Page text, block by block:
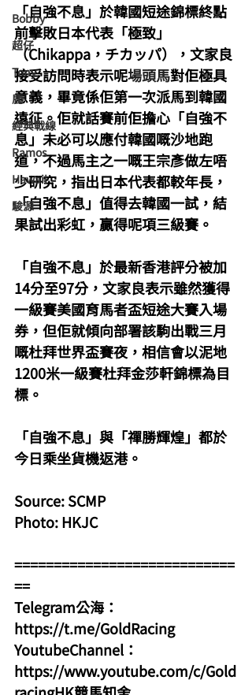
Bobby
超仔
Tony
鹿
經典戰線
Ramos
Hawaii
駿源
「自強不息」於韓國短途錦標終點
前擊敗日本代表「極致」
（Chikappa，チカッパ），文家良
接受訪問時表示呢場頭馬對佢極具
意義，畢竟係佢第一次派馬到韓國
遠征。佢就話賽前佢擔心「自強不
息」未必可以應付韓國嘅沙地跑
道，不過馬主之一嘅王宗彥做左唔
少研究，指出日本代表都較年長，
「自強不息」值得去韓國一試，結
果試出彩虹，贏得呢項三級賽。
「自強不息」於最新香港評分被加
14分至97分，文家良表示雖然獲得
一級賽美國育馬者盃短途大賽入場
券，但佢就傾向部署該駒出戰三月
嘅杜拜世界盃賽夜，相信會以泥地
1200米一級賽杜拜金莎軒錦標為目
標。
「自強不息」與「禪勝輝煌」都於
今日乘坐貨機返港。
Source: SCMP
Photo: HKJC
============================
==
Telegram公海：
https://t.me/GoldRacing
YoutubeChannel：
https://www.youtube.com/c/Gold